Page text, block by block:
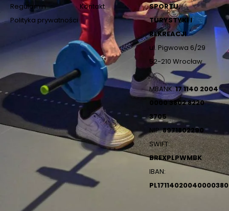
Regulamin
Polityka prywatności
Kontakt
SPORTU,
TURYSTYKI I
REKREACJI
ul. Pigwowa 6/29
52-210 Wrocław
MBANK:17 1140 2004
0000 3802 8220
3705
NIP:8971802290
SWIFT:
BREXPLPWMBK
IBAN: